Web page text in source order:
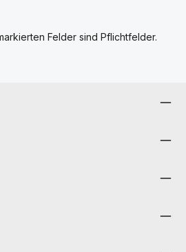
Felder sind Pflichtfelder.